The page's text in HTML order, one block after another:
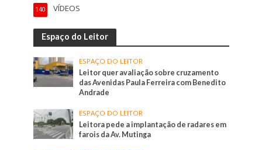
VÍDEOS
140
Espaço do Leitor
ESPAÇO DO LEITOR
Leitor quer avaliação sobre cruzamento
das Avenidas Paula Ferreira com Benedito
Andrade
ESPAÇO DO LEITOR
Leitora pede a implantação de radares em
farois da Av. Mutinga